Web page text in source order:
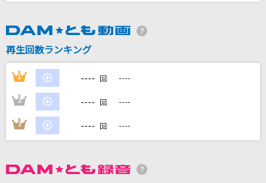
DAMの新曲・ランキングなど
カラオケ最新情報をチェック！
カラオケをもっと楽しもう！
再生回数ランキング
1 ---- 回 ----
2 ---- 回 ----
3 ---- 回 ----